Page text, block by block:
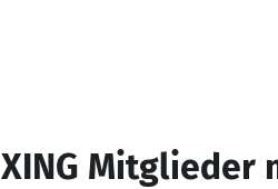
XING Mitglieder